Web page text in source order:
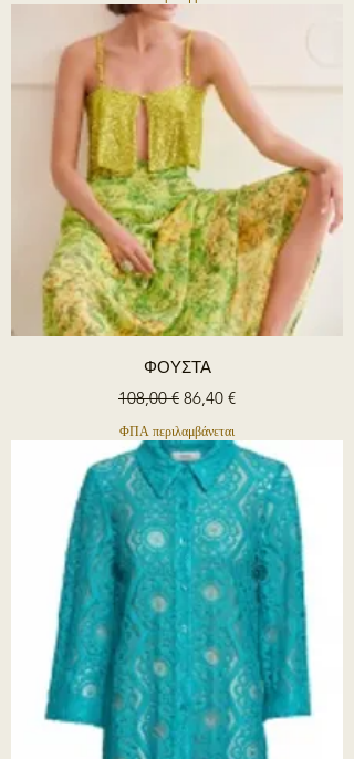
ΦΟΥΣΤΑ
Κανονική τιμή
108,00 € Τιμή Έκπτωσης
86,40 €
ΦΠΑ περιλαμβάνεται